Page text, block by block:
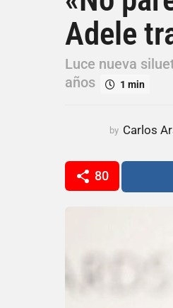
ñ
s
a
o
o
a
Adele
Luce nueva
años
1 min
by Carlos
80